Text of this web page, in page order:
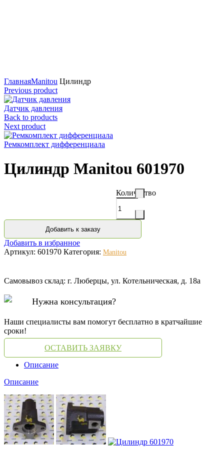
ГлавнаяManitou Цилиндр
Previous product
Датчик давления
Back to products
Next product
Ремкомплект дифференциала
Цилиндр Manitou 601970
Количество
Добавить к заказу
Добавить в избранное
Артикул: 601970 Категория: Manitou
Самовывоз склад: г. Люберцы, ул. Котельническая, д. 18а
Нужна консультация?
Наши специалисты вам помогут бесплатно в кратчайшие
сроки!
ОСТАВИТЬ ЗАЯВКУ
Описание
Описание